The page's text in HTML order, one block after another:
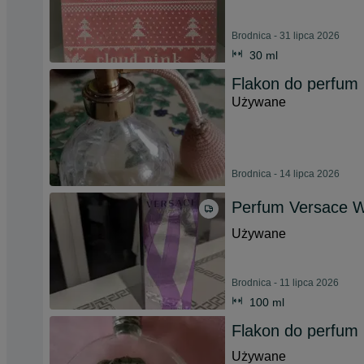
Brodnica - 31 lipca 2026
30 ml
Flakon do perfum
Używane
Brodnica - 14 lipca 2026
Perfum Versace
Używane
Brodnica - 11 lipca 2026
100 ml
Flakon do perfum
Używane